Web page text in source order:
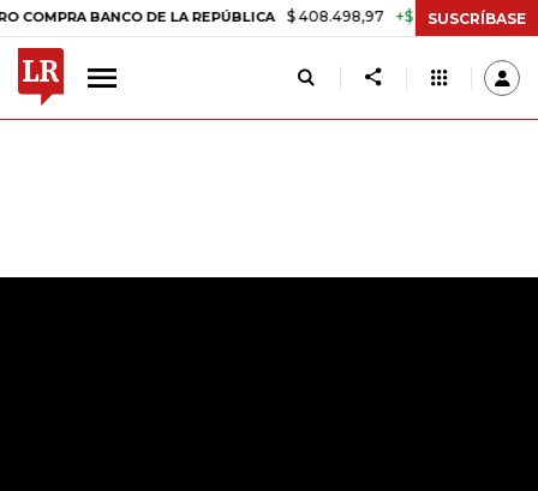
BANCO DE LA REPÚBLICA $ 408.498,97 +$ 8.753,81 +2,19%
SUSCRÍBASE